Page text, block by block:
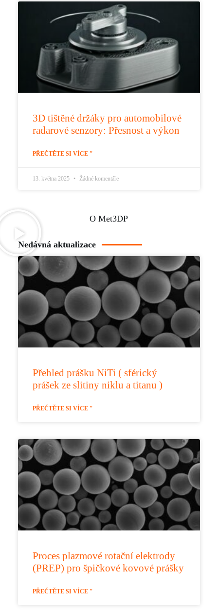
3D tištěné držáky pro automobilové
radarové senzory: Přesnost a výkon
PŘEČTĚTE SI VÍCE "
13. května 2025 Žádné komentáře
O Met3DP
Nedávná aktualizace
Přehled prášku NiTi ( sférický
prášek ze slitiny niklu a titanu )
PŘEČTĚTE SI VÍCE "
Proces plazmové rotační elektrody
(PREP) pro špičkové kovové prášky
PŘEČTĚTE SI VÍCE "